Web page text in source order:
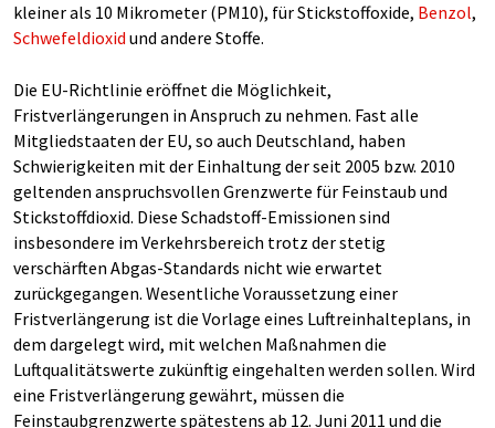
kleiner als 10 Mikrometer (PM10), für Stickstoffoxide, Benzol,
Schwefeldioxid und andere Stoffe.
Die EU-Richtlinie eröffnet die Möglichkeit,
Fristverlängerungen in Anspruch zu nehmen. Fast alle
Mitgliedstaaten der EU, so auch Deutschland, haben
Schwierigkeiten mit der Einhaltung der seit 2005 bzw. 2010
geltenden anspruchsvollen Grenzwerte für Feinstaub und
Stickstoffdioxid. Diese Schadstoff-Emissionen sind
insbesondere im Verkehrsbereich trotz der stetig
verschärften Abgas-Standards nicht wie erwartet
zurückgegangen. Wesentliche Voraussetzung einer
Fristverlängerung ist die Vorlage eines Luftreinhalteplans, in
dem dargelegt wird, mit welchen Maßnahmen die
Luftqualitätswerte zukünftig eingehalten werden sollen. Wird
eine Fristverlängerung gewährt, müssen die
Feinstaubgrenzwerte spätestens ab 12. Juni 2011 und die